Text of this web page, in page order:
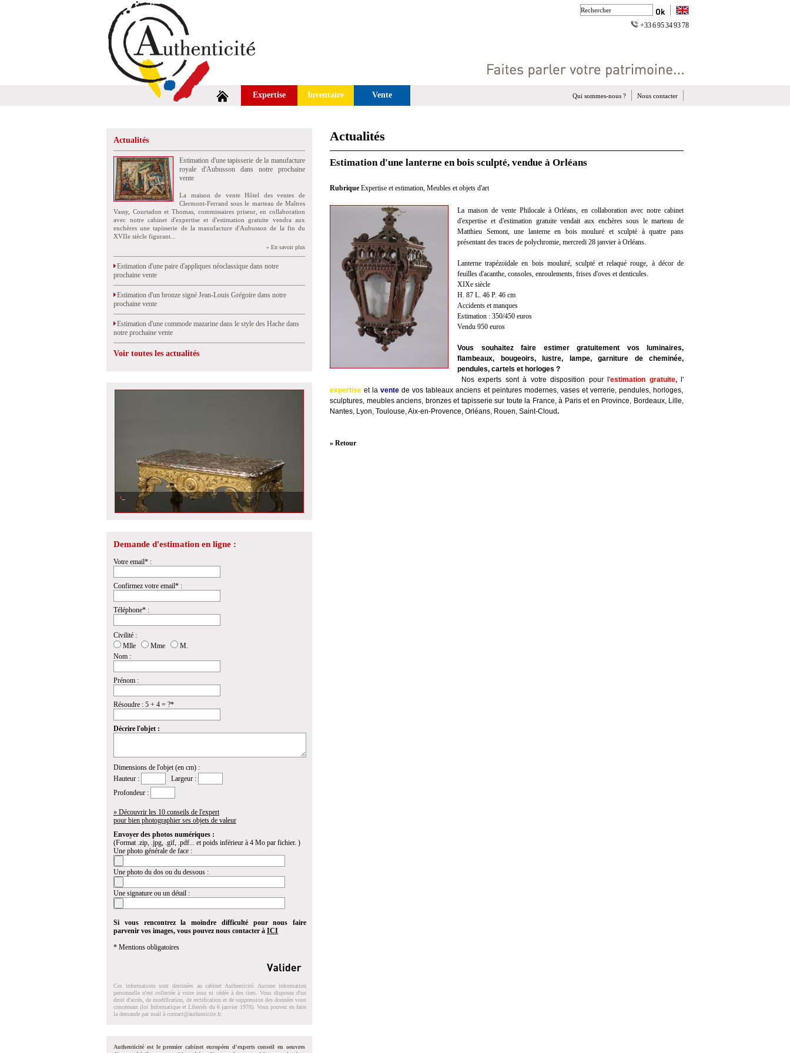
+33 6 95 34 93 78
Expertise Inventaire Vente Nous contacter
Qui sommes-nous ?
Actualités
Estimation d'une tapisserie de la manufacture
royale d'Aubusson dans notre prochaine
vente
La maison de vente Hôtel des ventes de
Clermont-Ferrand sous le marteau de Maîtres
Vassy, Courtadon et Thomas, commissaires priseur, en collaboration
avec notre cabinet d'expertise et d'estimation gratuite vendra aux
enchères une tapisserie de la manufacture d'Aubusson de la fin du
XVIIe siècle figurant...
» En savoir plus
Estimation d'une paire d'appliques néoclassique dans notre
prochaine vente
Estimation d'un bronze signé Jean-Louis Grégoire dans notre
prochaine vente
Estimation d'une commode mazarine dans le style des Hache dans
notre prochaine vente
Voir toutes les actualités
Demande d'estimation en ligne :
Votre email* :
Confirmez votre email* :
Téléphone* :
Civilité :
Mlle
Mme
M.
Nom :
Prénom :
Résoudre : 5 + 4 = ?*
Décrire l'objet :
Dimensions de l'objet (en cm) :
Hauteur :
Largeur :
Profondeur :
» Découvrir les 10 conseils de l'expert
pour bien photographier ses objets de valeur
Envoyer des photos numériques :
(Format .zip, .jpg, .gif, .pdf... et poids inférieur à 4 Mo par fichier. )
Une photo générale de face :
Une photo du dos ou du dessous :
Une signature ou un détail :
Si vous rencontrez la moindre difficulté pour nous faire
parvenir vos images, vous pouvez nous contacter à ICI
* Mentions obligatoires
Ces informations sont destinées au cabinet Authenticité. Aucune information
personnelle n'est collectée à votre insu ni cédée à des tiers. Vous disposez d'un
droit d'accés, de modification, de rectification et de suppression des données vous
concernant (loi Informatique et Libertés du 6 janvier 1978). Vous pouvez en faire
la demande par mail à contact@authenticite.fr.
Authenticité est le premier cabinet européen d'experts conseil en oeuvres
Actualités
Estimation d'une lanterne en bois sculpté, vendue à Orléans
Rubrique Expertise et estimation, Meubles et objets d'art
La maison de vente Philocale à Orléans, en collaboration avec notre cabinet
d'expertise et d'estimation gratuite vendait aux enchères sous le marteau de
Matthieu Semont, une lanterne en bois mouluré et sculpté à quatre pans
présentant des traces de polychromie, mercredi 28 janvier à Orléans.
Lanterne trapézoïdale en bois mouluré, sculpté et relaqué rouge, à décor de
feuilles d'acanthe, consoles, enroulements, frises d'oves et denticules.
XIXe siècle
H. 87 L. 46 P. 46 cm
Accidents et manques
Estimation : 350/450 euros
Vendu 950 euros
Vous souhaitez faire estimer gratuitement vos luminaires,
flambeaux, bougeoirs, lustre, lampe, garniture de cheminée,
pendules, cartels et horloges ?
Nos experts sont à votre disposition pour l'estimation gratuite,
l'
expertise et lavente de vos tableaux anciens et peintures modernes, vases et verrerie, pendules, horloges,
sculptures, meubles anciens, bronzes et tapisserie sur toute la France, à Paris et en Province, Bordeaux, Lille,
Nantes, Lyon, Toulouse, Aix-en-Provence, Orléans, Rouen, Saint-Cloud.
» Retour